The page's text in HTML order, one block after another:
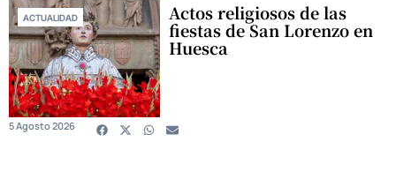
ACTUALIDAD Actos religiosos de las
fiestas de San Lorenzo en
Huesca
5 Agosto 2026